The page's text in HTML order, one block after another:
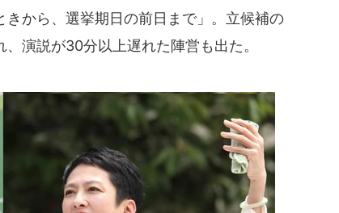
から、選挙期日の前日まで」。立候補の
演説が30分以上遅れた陣営も出た。